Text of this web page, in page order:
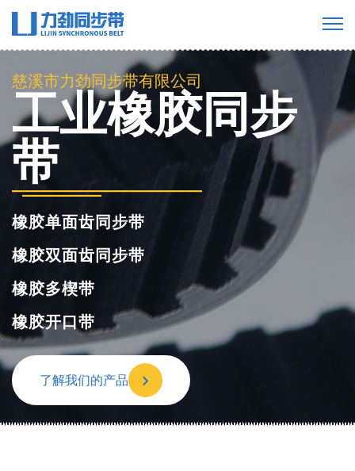
慈溪市力劲同步带有限公司
PU聚氨酯同步
带
聚氨酯单面齿同步带
聚氨酯双面齿同步带
聚氨酯多楔带
聚氨酯开口同步带
了解我们的产品